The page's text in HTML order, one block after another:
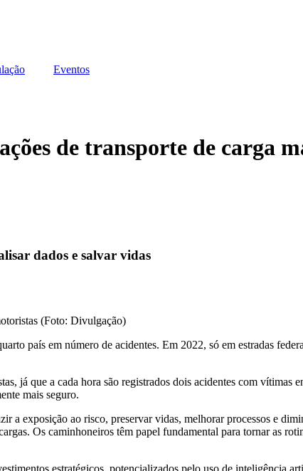
Eventos
de transporte de carga
dados e salvar vidas
(Foto: Divulgação)
país em número de acidentes. Em 2022, só em estradas
já que a cada hora são registrados dois acidentes com
mais seguro.
a exposição ao risco, preservar vidas, melhorar processos e
Os caminhoneiros têm papel fundamental para tornar as
estratégicos, potencializados pelo uso de inteligência